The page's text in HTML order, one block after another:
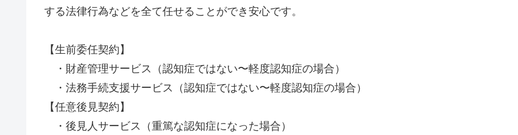
する法律行為などを全て任せることができ安心です。
【生前委任契約】
・財産管理サービス（認知症ではない〜軽度認知症の場合）
・法務手続支援サービス（認知症ではない〜軽度認知症の場合）
【任意後見契約】
・後見人サービス（重篤な認知症になった場合）